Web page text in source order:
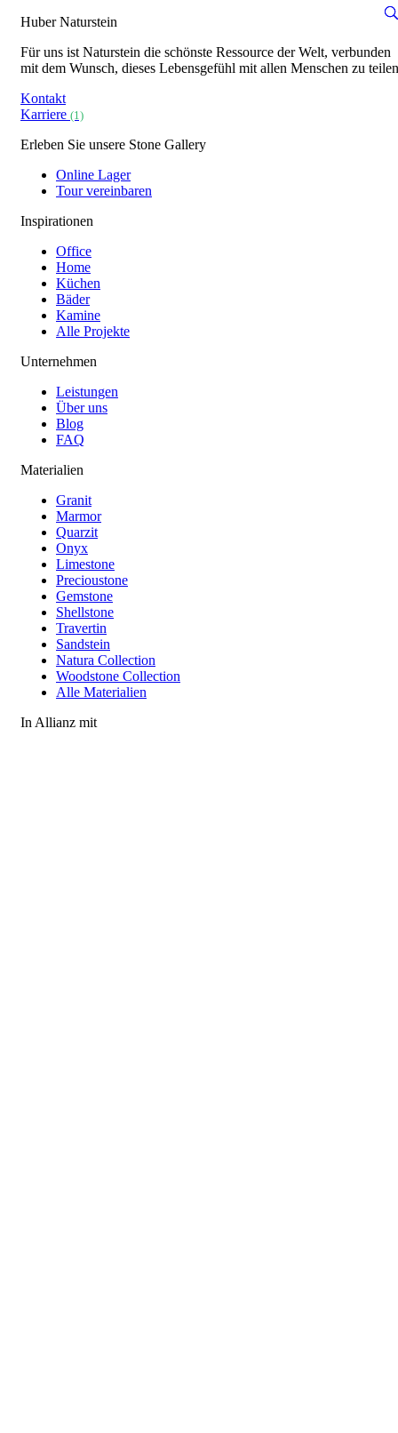
Huber Naturstein
Für uns ist Naturstein die schönste Ressource der Welt, verbunden
mit dem Wunsch, dieses Lebensgefühl mit allen Menschen zu
Kontakt
Karriere (1)
Erleben Sie unsere Stone Gallery
Online Lager
Tour vereinbaren
Inspirationen
Office
Home
Küchen
Bäder
Kamine
Alle Projekte
Unternehmen
Leistungen
Über uns
Blog
FAQ
Materialien
Granit
Marmor
Quarzit
Onyx
Limestone
Precioustone
Gemstone
Shellstone
Travertin
Sandstein
Natura Collection
Woodstone Collection
Alle Materialien
In Allianz mit